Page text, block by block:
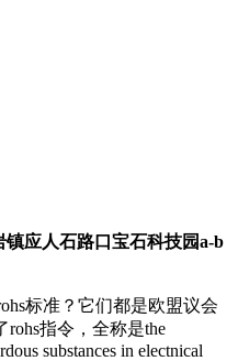
应人石路口宝石科技园a-b
标准？它们都是欧盟议会
rohs指令，全称是the
substances in electnical